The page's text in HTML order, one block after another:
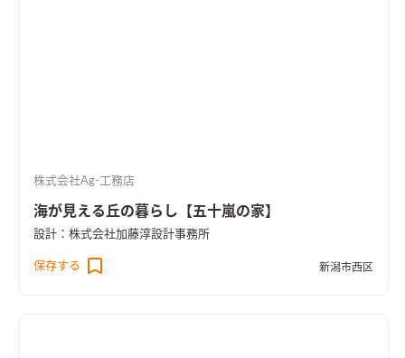
株式会社Ag-工務店
海が見える丘の暮らし【五十嵐の家】
設計：株式会社加藤淳設計事務所
保存する 新潟市西区